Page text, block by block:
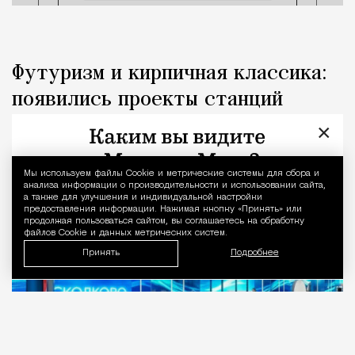
Уведомление
Мы используем файлы Сookie и метрические системы для сбора и
анализа информации о производительности и использовании сайта,
а также для улучшения и индивидуальной настройки
предоставления информации. Нажимая кнопку «Принять» или
продолжая пользоваться сайтом, вы соглашаетесь на обработку
файлов Cookie и данных метрических систем.
Принять Подробнее
Футуризм и кирпичная классика:
появились проекты станций
метро «Сколково» и «МГСУ»
×